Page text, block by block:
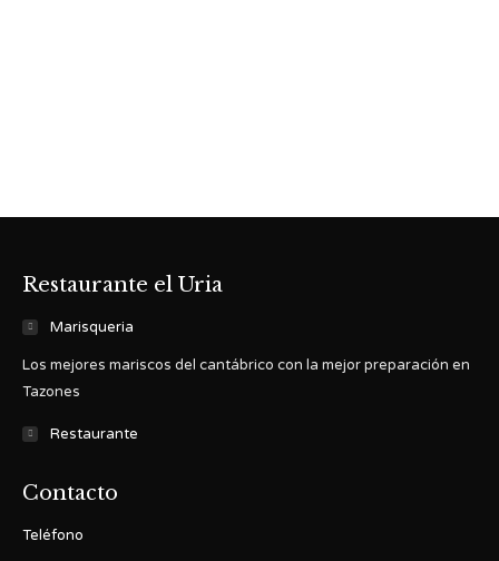
Restaurante el Uria
Marisqueria
Los mejores mariscos del cantábrico con la mejor preparación en
Tazones
Restaurante
Contacto
Teléfono